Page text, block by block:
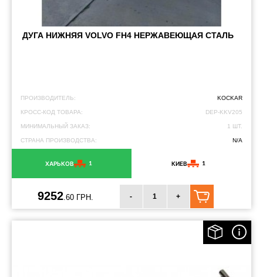
ДУГА НИЖНЯЯ VOLVO FH4 ​​НЕРЖАВЕЮЩАЯ СТАЛЬ
ПРОИЗВОДИТЕЛЬ: KOCKAR
КРОСС-КОД ТОВАРА: DEP-KKV205
МИНИМАЛЬНЫЙ ЗАКАЗ: 1 ШТ.
СТРАНА ПРОИЗВОДСТВА: N/A
ХАРЬКОВ 1 КИЕВ 1
9252 .60 ГРН. - +